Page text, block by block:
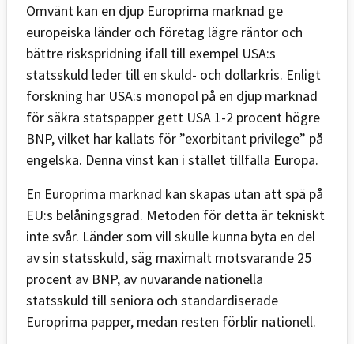
Omvänt kan en djup Europrima marknad ge
europeiska länder och företag lägre räntor och
bättre riskspridning ifall till exempel USA:s
statsskuld leder till en skuld- och dollarkris. Enligt
forskning har USA:s monopol på en djup marknad
för säkra statspapper gett USA 1-2 procent högre
BNP, vilket har kallats för ”exorbitant privilege” på
engelska. Denna vinst kan i stället tillfalla Europa.
En Europrima marknad kan skapas utan att spä på
EU:s belåningsgrad. Metoden för detta är tekniskt
inte svår. Länder som vill skulle kunna byta en del
av sin statsskuld, säg maximalt motsvarande 25
procent av BNP, av nuvarande nationella
statsskuld till seniora och standardiserade
Europrima papper, medan resten förblir nationell.